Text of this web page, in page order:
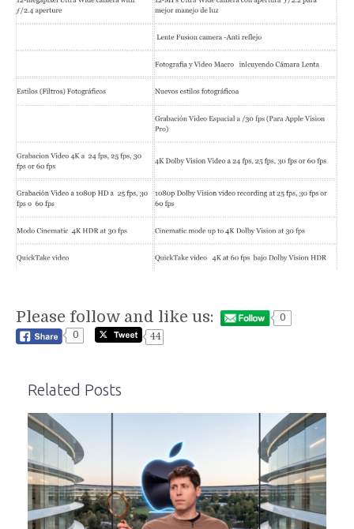
Please follow and like us:
0
0
44
Related Posts